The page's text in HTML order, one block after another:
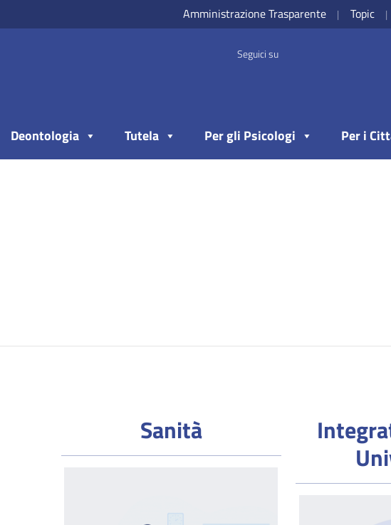
Amministrazione Trasparente | Topic |
Seguici su
Deontologia Tutela Per gli Psicologi Per i
Sanità